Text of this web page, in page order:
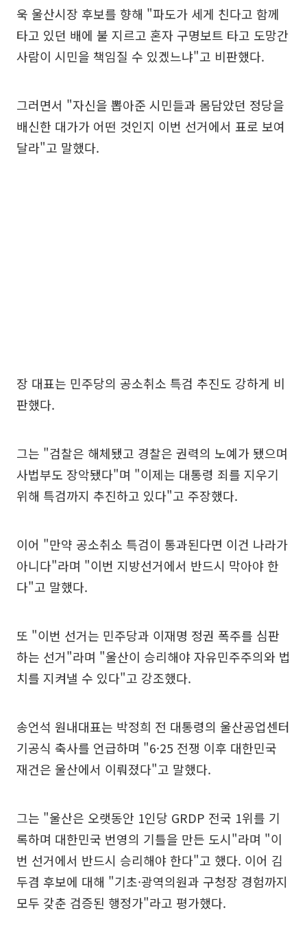
욱 울산시장 후보를 향해 "파도가 세게 친다고 함께
타고 있던 배에 불 지르고 혼자 구명보트 타고 도망간
사람이 시민을 책임질 수 있겠느냐"고 비판했다.
그러면서 "자신을 뽑아준 시민들과 몸담았던 정당을
배신한 대가가 어떤 것인지 이번 선거에서 표로 보여
달라"고 말했다.
장 대표는 민주당의 공소취소 특검 추진도 강하게 비
판했다.
그는 "검찰은 해체됐고 경찰은 권력의 노예가 됐으며
사법부도 장악됐다"며 "이제는 대통령 죄를 지우기
위해 특검까지 추진하고 있다"고 주장했다.
이어 "만약 공소취소 특검이 통과된다면 이건 나라가
아니다"라며 "이번 지방선거에서 반드시 막아야 한
다"고 말했다.
또 "이번 선거는 민주당과 이재명 정권 폭주를 심판
하는 선거"라며 "울산이 승리해야 자유민주주의와 법
치를 지켜낼 수 있다"고 강조했다.
송언석 원내대표는 박정희 전 대통령의 울산공업센터
기공식 축사를 언급하며 "6·25 전쟁 이후 대한민국
재건은 울산에서 이뤄졌다"고 말했다.
그는 "울산은 오랫동안 1인당 GRDP 전국 1위를 기
록하며 대한민국 번영의 기틀을 만든 도시"라며 "이
번 선거에서 반드시 승리해야 한다"고 했다. 이어 김
두겸 후보에 대해 "기초·광역의원과 구청장 경험까지
모두 갖춘 검증된 행정가"라고 평가했다.